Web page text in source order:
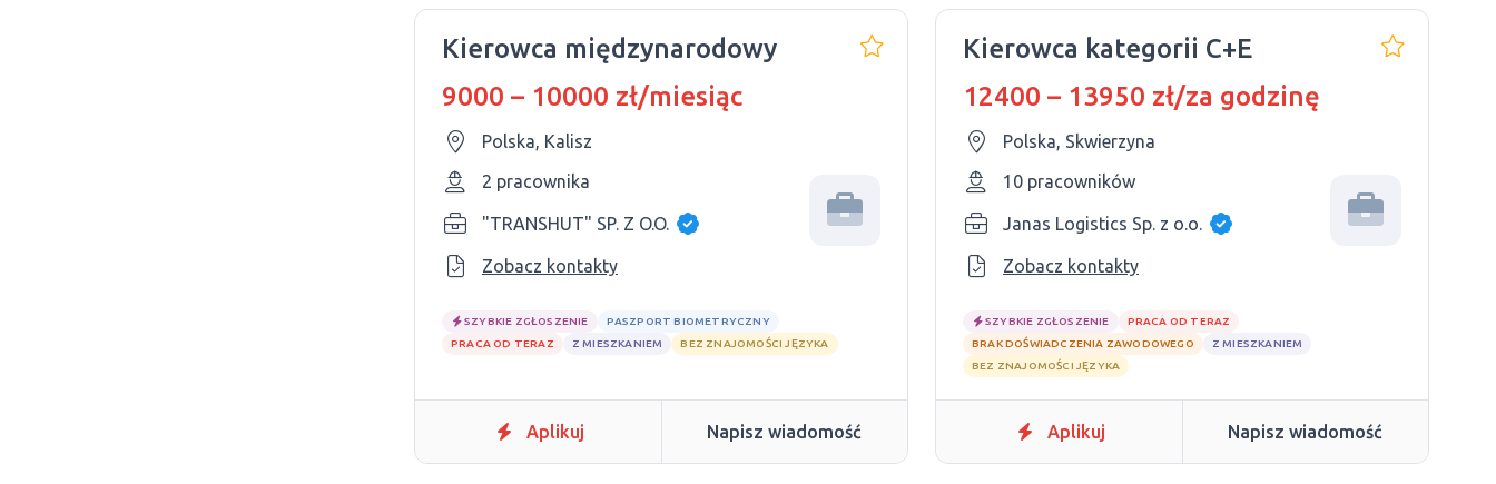
Kierowca międzynarodowy
9000 – 10000 zł/miesiąc
Polska, Kalisz
2 pracownika
"TRANSHUT" SP. Z O.O.
Zobacz kontakty
SZYBKIE ZGŁOSZENIE
PASZPORT BIOMETRYCZNY
PRACA OD TERAZ
Z MIESZKANIEM BEZ ZNAJOMOŚCI JĘZYKA
Aplikuj Napisz wiadomość
Kierowca kategorii C+E
12400 – 13950 zł/za godzinę
Polska, Skwierzyna
10 pracowników
Janas Logistics Sp. z o.o.
Zobacz kontakty
SZYBKIE ZGŁOSZENIE
PRACA OD TERAZ
BRAK DOŚWIADCZENIA ZAWODOWEGO
Z MIESZKANIEM
BEZ ZNAJOMOŚCI JĘZYKA
Aplikuj Napisz wiadomość